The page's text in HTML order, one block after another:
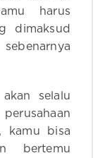
harus
dimaksud
selalu
kamu bisa
bertemu